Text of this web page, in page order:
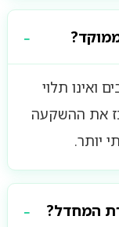
ואינו תלוי
את ההשקעה
יותר.
המחדל?